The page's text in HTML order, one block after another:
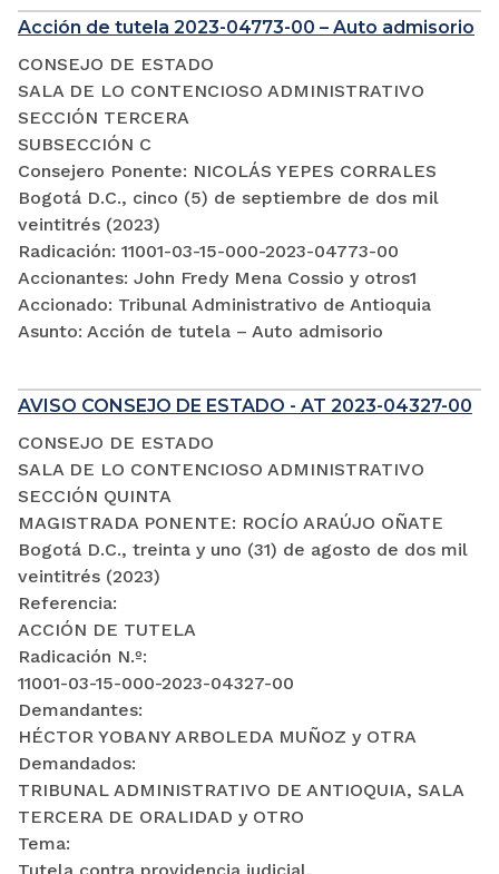
Acción de tutela 2023-04773-00 – Auto admisorio
CONSEJO DE ESTADO
SALA DE LO CONTENCIOSO ADMINISTRATIVO
SECCIÓN TERCERA
SUBSECCIÓN C
Consejero Ponente: NICOLÁS YEPES CORRALES
Bogotá D.C., cinco (5) de septiembre de dos mil
veintitrés (2023)
Radicación: 11001-03-15-000-2023-04773-00
Accionantes: John Fredy Mena Cossio y otros1
Accionado: Tribunal Administrativo de Antioquia
Asunto: Acción de tutela – Auto admisorio
AVISO CONSEJO DE ESTADO - AT 2023-04327-00
CONSEJO DE ESTADO
SALA DE LO CONTENCIOSO ADMINISTRATIVO
SECCIÓN QUINTA
MAGISTRADA PONENTE: ROCÍO ARAÚJO OÑATE
Bogotá D.C., treinta y uno (31) de agosto de dos mil
veintitrés (2023)
Referencia:
ACCIÓN DE TUTELA
Radicación N.º:
11001-03-15-000-2023-04327-00
Demandantes:
HÉCTOR YOBANY ARBOLEDA MUÑOZ y OTRA
Demandados:
TRIBUNAL ADMINISTRATIVO DE ANTIOQUIA, SALA
TERCERA DE ORALIDAD y OTRO
Tema: